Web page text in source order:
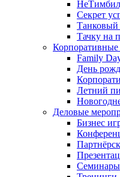
Секрет
Танковый
Тачку на
Корпоративные
Family
День
Летний
Деловые
Бизнес
Семинары